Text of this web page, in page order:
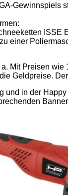
Gewinnspiels
einer
Mit Preisen
Geldpreise.
und in der